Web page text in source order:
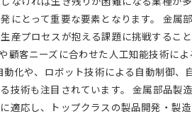
とって重要な要素となります。 金
産プロセスが抱える課題に挑戦する
顧客ニーズに合わせた人工知能技術に
化や、ロボット技術による自動制御
技術も注目されています。 金属部品
応し、トップクラスの製品開発・製